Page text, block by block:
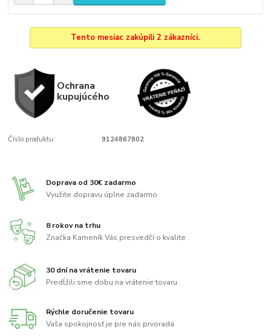
Tento mesiac zakúpili 2 zákazníci.
Ochrana
kupujúcého
Číslo produktu: 9124867802
Doprava od 30€ zadarmo
Využite dopravu úplne zadarmo
8 rokov na trhu
Značka Kameník Vás presvedčí o kvalite
30 dní na vrátenie tovaru
Predĺžili sme dobu na vrátenie tovaru
Rýchle doručenie tovaru
Vaša spokojnosť je pre nás prvoradá